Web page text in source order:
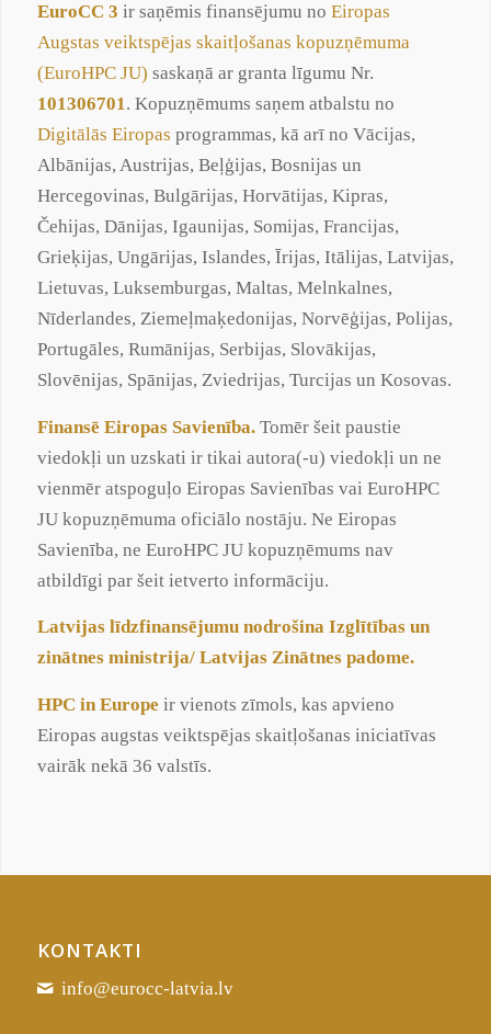
EuroCC 3 ir saņēmis finansējumu no Eiropas
Augstas veiktspējas skaitļošanas kopuzņēmuma
(EuroHPC JU) saskaņā ar granta līgumu Nr.
101306701. Kopuzņēmums saņem atbalstu no
Digitālās Eiropas programmas, kā arī no Vācijas,
Albānijas, Austrijas, Beļģijas, Bosnijas un
Hercegovinas, Bulgārijas, Horvātijas, Kipras,
Čehijas, Dānijas, Igaunijas, Somijas, Francijas,
Grieķijas, Ungārijas, Islandes, Īrijas, Itālijas, Latvijas,
Lietuvas, Luksemburgas, Maltas, Melnkalnes,
Nīderlandes, Ziemeļmaķedonijas, Norvēģijas, Polijas,
Portugāles, Rumānijas, Serbijas, Slovākijas,
Slovēnijas, Spānijas, Zviedrijas, Turcijas un Kosovas.
Finansē Eiropas Savienība.Tomēr šeit paustie
viedokļi un uzskati ir tikai autora(-u) viedokļi un ne
vienmēr atspoguļo Eiropas Savienības vai EuroHPC
JU kopuzņēmuma oficiālo nostāju. Ne Eiropas
Savienība, ne EuroHPC JU kopuzņēmums nav
atbildīgi par šeit ietverto informāciju.
Latvijas līdzfinansējumu nodrošina Izglītības un
zinātnes ministrija/ Latvijas Zinātnes padome.
HPC in Europe ir vienots zīmols, kas apvieno
Eiropas augstas veiktspējas skaitļošanas iniciatīvas
vairāk nekā 36 valstīs.
KONTAKTI
info@eurocc-latvia.lv